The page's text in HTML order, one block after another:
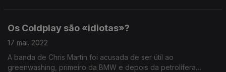
Os Coldplay são «idiotas»?
17 mai. 2022
A banda de Chris Martin foi acusada de ser útil ao
greenwashing, primeiro da BMW e depois da petrolífera